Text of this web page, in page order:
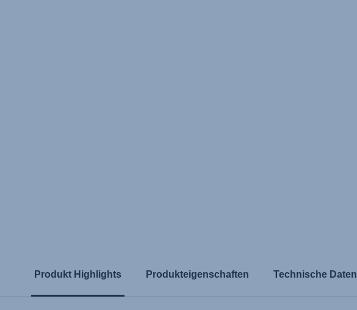
Produkt Highlights Produkteigenschaften Technische Daten